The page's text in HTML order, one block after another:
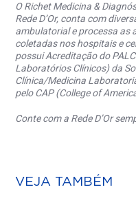
O Richet Medicina &
Rede D’Or, conta com
ambulatorial e processa as
coletadas nos hospitais e
possui Acreditação do
Laboratórios Clínicos) da
Clínica/Medicina
pelo CAP (College of
Conte com a Rede D’Or
VEJA TAMBÉM